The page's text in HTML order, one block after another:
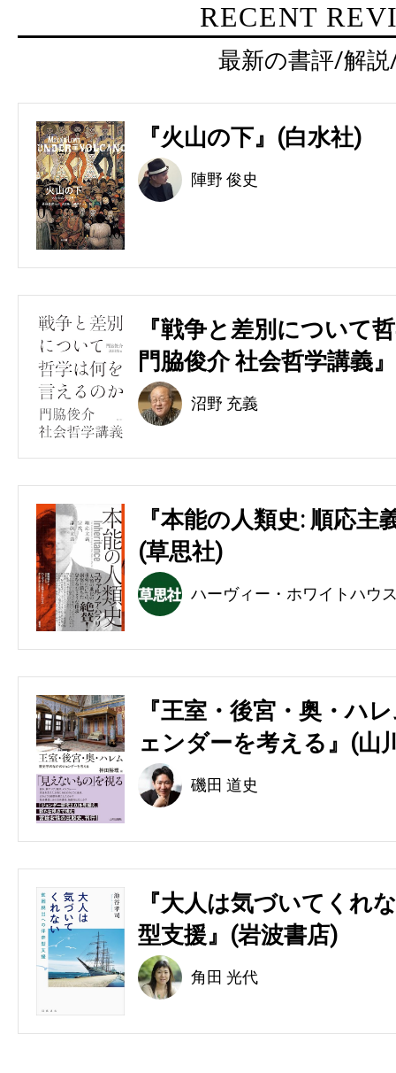
RECENT
最新の書評/解
『火山の下』(白水社)
陣野 俊史
『戦争と差別について
門脇俊介 社会哲学講義
沼野 充義
『本能の人類史: 順応
(草思社)
ハーヴィー・ホワイトハウ
『王室・後宮・奥・ハ
ェンダーを考える』(山
磯田 道史
『大人は気づいてくれ
型支援』(岩波書店)
角田 光代